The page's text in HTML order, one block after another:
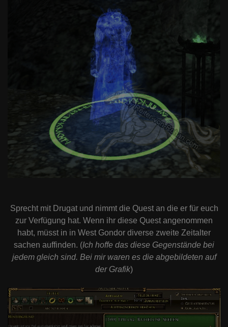
Sprecht mit Drugat und nimmt die Quest an die er für euch
zur Verfügung hat. Wenn ihr diese Quest angenommen
habt, müsst in in West Gondor diverse zweite Zeitalter
sachen auffinden. (Ich hoffe das diese Gegenstände bei
jedem gleich sind. Bei mir waren es die abgebildeten auf
der Grafik)